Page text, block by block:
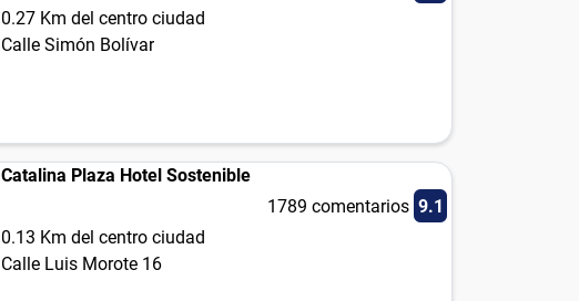
0.27 Km del centro ciudad
Calle Simón Bolívar
Catalina Plaza Hotel Sostenible
1789 comentarios 9.1
0.13 Km del centro ciudad
Calle Luis Morote 16